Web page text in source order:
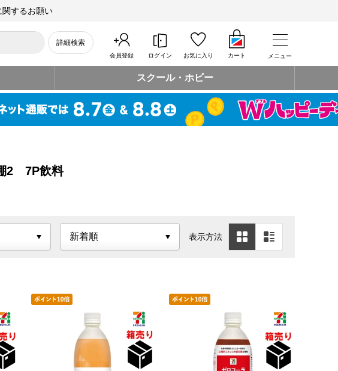
関するお願い
詳細検索
会員登録 ログイン お気に入り カート メニュー
スクール・ホビー
2 7P飲料
表示方法